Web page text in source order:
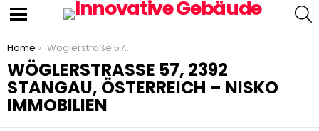
You are here:
Home Wöglerstraße 57, 2392 Stangau, Österreich – Nisko Immobilien
WÖGLERSTRASSE 57, 2392 S
TANGAU, ÖSTERREICH – NISKO I
MMOBILIEN